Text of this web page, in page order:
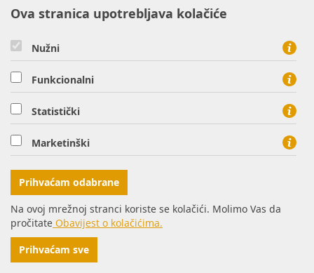
05.06.2025. Planirani radovi na plinskoj mreži - Virovitica
05.06.2025. Planirani radovi na plinskoj mreži - Virovitica
05.06.2025. Planirani radovi na plinskoj mreži - Virovitica
05.06.2025. Neplanirani radovi na plinskoj mreži -
Virovitica
05.06.2025. Neplanirani radovi na plinskoj mreži -
Ordanja
06.06.2025. Planirani radovi na plinskoj mreži - Osijek
Ova stranica upotrebljava kolačiće
Nužni
Funkcionalni
Statistički
Marketinški
Prihvaćam odabrane
Na ovoj mrežnoj stranci koriste se kolačići. Molimo Vas da
pročitate Obavijest o kolačićima.
Prihvaćam sve